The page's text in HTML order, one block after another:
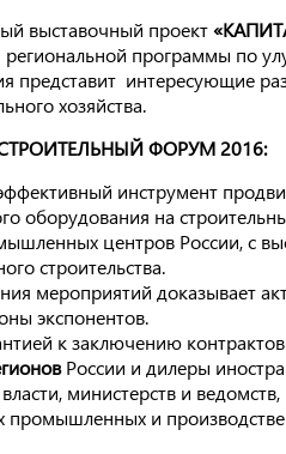
выставочный проект
региональной программы по
представит интересующие
хозяйства.
ФОРУМ 2016:
инструмент
оборудования на
центров России, с
строительства.
мероприятий доказывает
экспонентов.
к заключению
России и дилеры
министерств и
промышленных и